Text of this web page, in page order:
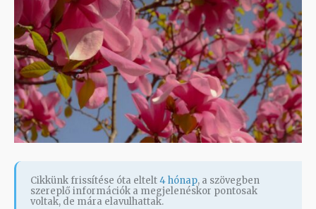
Cikkünk frissítése óta eltelt4 hónap, a szövegben
szereplő információk a megjelenéskor pontosak
voltak, de mára elavulhattak.